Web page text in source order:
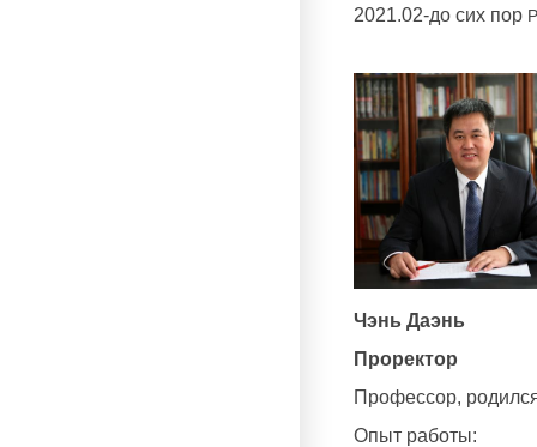
2021.02-до сих пор
Чэнь Даэнь
Проректор
Профессор,
Опыт работы: